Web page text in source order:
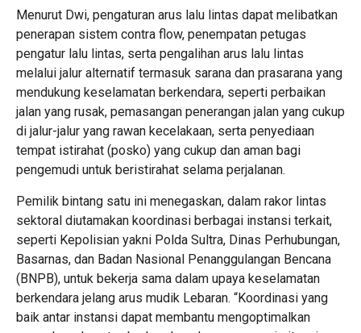
Menurut Dwi, pengaturan arus lalu lintas dapat melibatkan
penerapan sistem contra flow, penempatan petugas
pengatur lalu lintas, serta pengalihan arus lalu lintas
melalui jalur alternatif termasuk sarana dan prasarana yang
mendukung keselamatan berkendara, seperti perbaikan
jalan yang rusak, pemasangan penerangan jalan yang cukup
di jalur-jalur yang rawan kecelakaan, serta penyediaan
tempat istirahat (posko) yang cukup dan aman bagi
pengemudi untuk beristirahat selama perjalanan.
Pemilik bintang satu ini menegaskan, dalam rakor lintas
sektoral diutamakan koordinasi berbagai instansi terkait,
seperti Kepolisian yakni Polda Sultra, Dinas Perhubungan,
Basarnas, dan Badan Nasional Penanggulangan Bencana
(BNPB), untuk bekerja sama dalam upaya keselamatan
berkendara jelang arus mudik Lebaran. “Koordinasi yang
baik antar instansi dapat membantu mengoptimalkan